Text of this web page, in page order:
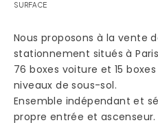
SURFACE
Nous proposons à la vente
stationnement situés à
76 boxes voiture et 15
niveaux de sous-sol.
Ensemble indépendant et
propre entrée et